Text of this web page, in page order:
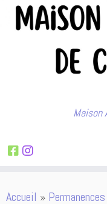
au
Maison
Accueil » Permanences